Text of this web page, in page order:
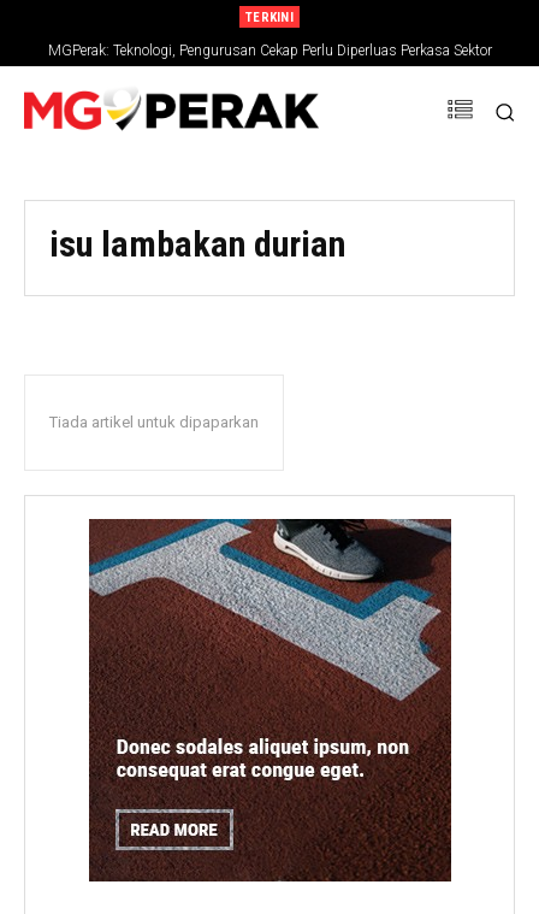
TERKINI
MGPerak: Teknologi, Pengurusan Cekap Perlu Diperluas Perkasa Sektor
Pertanian
isu lambakan durian
Tiada artikel untuk dipaparkan